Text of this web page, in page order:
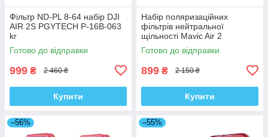
Фільтр ND-PL 8-64 набір DJI
AIR 2S PGYTECH P-16B-063
kr
Готово до відправки
999 ₴ 2 460 ₴
Купити
Набір поляризаційних
фільтрів нейтральної
щільності Mavic Air 2
PGYTECH P-16A-035 kr
Готово до відправки
899 ₴ 2 150 ₴
Купити
–56% –55%